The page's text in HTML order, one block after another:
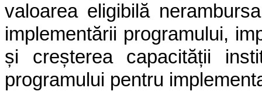
valoarea eligibilă
implementării programului,
și creșterea capacității
programului pentru